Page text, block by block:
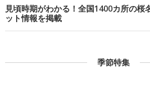
見頃時期がわかる！全国1400カ所の桜
ット情報を掲載
季節特集